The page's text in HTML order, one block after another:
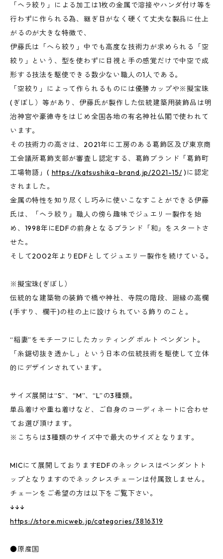
「ヘラ絞り」による加工は1枚の金属で溶接やハンダ付け等を
行わずに作られる為、継ぎ目がなく硬くて丈夫な製品に仕上
がるのが大きな特徴で、
伊藤氏は「へら絞り」中でも高度な技術力が求められる「空
絞り」という、型を使わずに目視と手の感覚だけで中空で成
形する技法を駆使できる数少ない職人の1人である。
「空絞り」によって作られるものには優勝カップや※擬宝珠
(ぎぼし）等があり、伊藤氏が製作した伝統建築用装飾品は明
治神宮や豪徳寺をはじめ全国各地の有名神社仏閣で使われて
います。
その技術力の高さは、2021年に工房のある葛飾区及び東京商
工会議所葛飾支部が審査し認定する、葛飾ブランド「葛飾町
工場物語」( https://katsushika-brand.jp/2021-15/)に認定
されました。
金属の特性を知り尽くし巧みに使いこなすことができる伊藤
氏は、「ヘラ絞り」職人の傍ら趣味でジュエリー製作を始
め、1998年にEDFの前身となるブランド「和」をスタートさ
せた。
そして2002年よりEDFとしてジュエリー製作を続けている。
※擬宝珠(ぎぼし）
伝統的な建築物の装飾で橋や神社、寺院の階段、廻縁の高欄
(手すり、欄干)の柱の上に設けられている飾りのこと。
“稲妻”をモチーフにしたカッティング ボルト ペンダント。
「糸鋸切抜き透かし」という日本の伝統技術を駆使して立体
的にデザインされています。
サイズ展開は“S”、“M”、“L”の3種類。
単品着けや重ね着けなど、ご自身のコーディネートに合わせ
てお選び頂けます。
※こちらは3種類のサイズ中で最大のサイズとなります。
MICにて展開しておりますEDFのネックレスはペンダントト
ップとなりますのでネックレスチェーンは付属致しません。
チェーンをご希望の方は以下をご覧下さい。
↓↓↓
https://store.micweb.jp/categories/3816319
●原産国